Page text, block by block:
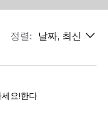
정렬: 날짜, 최신
요!한다